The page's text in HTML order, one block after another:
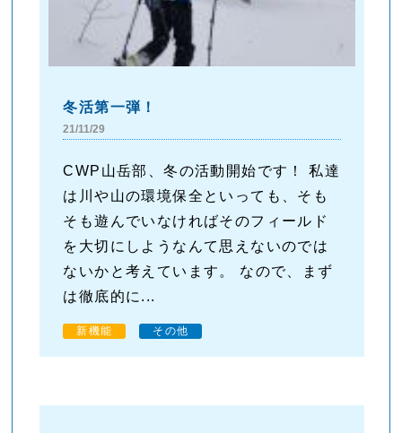
冬活第一弾！
21/11/29
CWP山岳部、冬の活動開始です！ 私達
は川や山の環境保全といっても、そも
そも遊んでいなければそのフィールド
を大切にしようなんて思えないのでは
ないかと考えています。 なので、まず
は徹底的に...
新機能 その他